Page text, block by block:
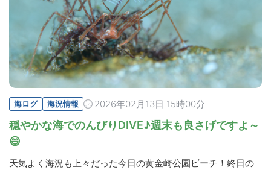
海ログ 海況情報 2026年02月13日 15時00分
穏やかな海でのんびりDIVE♪週末も良さげですよ～
😄
天気よく海況も上々だった今日の黄金崎公園ビーチ！終日の